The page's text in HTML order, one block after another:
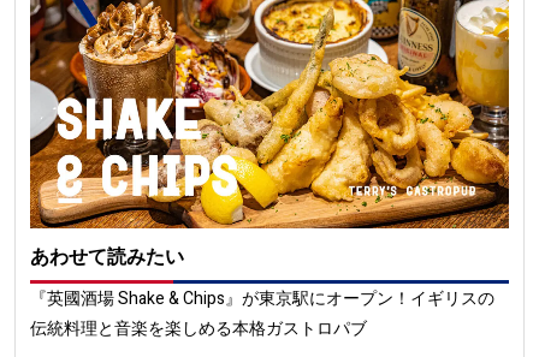
あわせて読みたい
『英國酒場 Shake & Chips』が東京駅にオープン！イギリスの
伝統料理と音楽を楽しめる本格ガストロパブ